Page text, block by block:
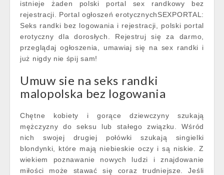
istnieje żaden polski portal sex randkowy bez
rejestracji. Portal ogłoszeń erotycznychSEXPORTAL:
Seks randki bez logowania i rejestracji, polski portal
erotyczny dla dorosłych. Rejestruj się za darmo,
przeglądaj ogłoszenia, umawiaj się na sex randki i
już nigdy nie śpij sam!
Umuw sie na seks randki
malopolska bez logowania
Chętne kobiety i gorące dziewczyny szukają
mężczyzny do seksu lub stałego związku. Wśród
nich swojej drugiej połówki szukają singielki
blondynki, które mają niebieskie oczy i są niskie. Z
wiekiem poznawanie nowych ludzi i znajdowanie
miłości może stawać się coraz trudniejsze. Jeśli